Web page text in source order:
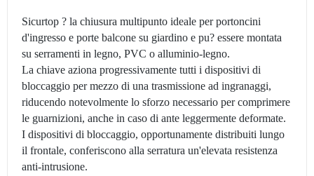
Sicurtop ? la chiusura multipunto ideale per portoncini
d'ingresso e porte balcone su giardino e pu? essere montata
su serramenti in legno, PVC o alluminio-legno.
La chiave aziona progressivamente tutti i dispositivi di
bloccaggio per mezzo di una trasmissione ad ingranaggi,
riducendo notevolmente lo sforzo necessario per comprimere
le guarnizioni, anche in caso di ante leggermente deformate.
I dispositivi di bloccaggio, opportunamente distribuiti lungo
il frontale, conferiscono alla serratura un'elevata resistenza
anti-intrusione.